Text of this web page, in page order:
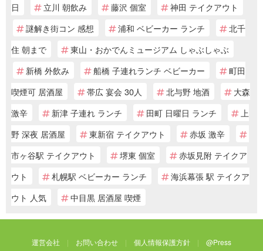
日
立川 朝飲み 藤沢 個室
神田 テイクアウト
謎解き街コン 感想
浦和 ベビーカー ランチ
北千
住 朝まで
東山・おかでんミュージアム しゃぶしゃぶ
新橋 外飲み
船橋 子連れランチ ベビーカー
町田
喫煙可 居酒屋
帯広 宴会 30人 北与野 地酒
大森
激辛
新津 子連れ ランチ 田町 日曜日 ランチ
上
野 深夜 居酒屋
東新宿 テイクアウト
赤坂 激辛
市ヶ谷駅 テイクアウト
堺東 個室
赤坂見附 テイクア
ウト
札幌駅 ベビーカー ランチ
海浜幕張 駅 テイクア
ウト 人気
中目黒 居酒屋 喫煙
運営会社 お問い合わせ 個人情報保護方針 @Press